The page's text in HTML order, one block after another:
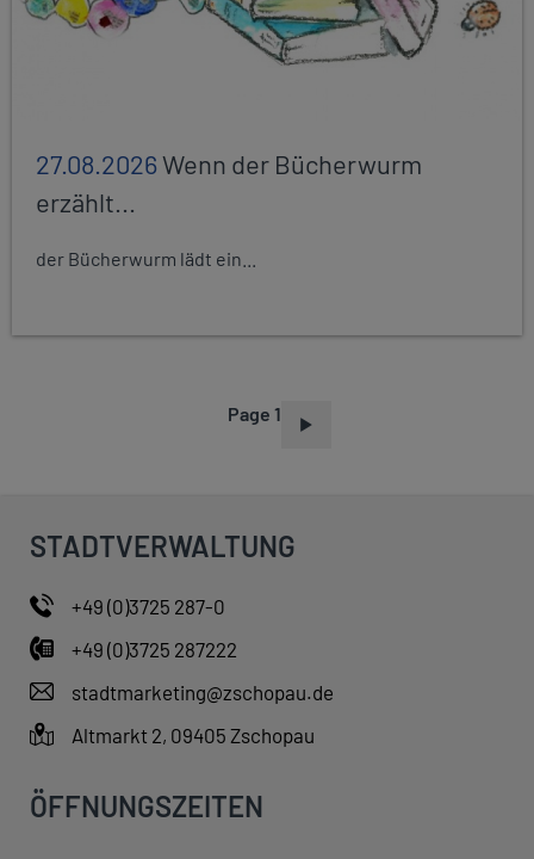
27.08.2026Wenn der Bücherwurm
erzählt...
der Bücherwurm lädt ein...
Page 1
STADTVERWALTUNG
+49 (0)3725 287-0
+49 (0)3725 287222
stadtmarketing@zschopau.de
Altmarkt 2, 09405 Zschopau
ÖFFNUNGSZEITEN